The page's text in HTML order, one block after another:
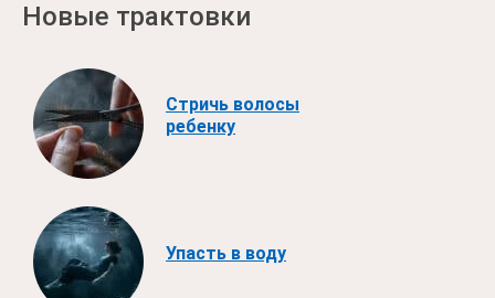
Новые трактовки
Стричь волосы
ребенку
Упасть в воду